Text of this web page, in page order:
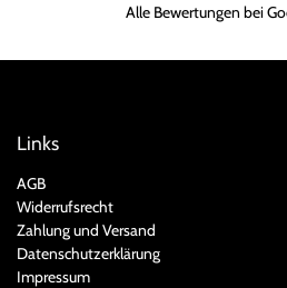
Alle Bewertungen bei
Links
AGB
Widerrufsrecht
Zahlung und Versand
Datenschutzerklärung
Impressum